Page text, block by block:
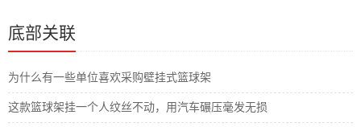
底部关联
为什么有一些单位喜欢采购壁挂式篮球架
这款篮球架挂一个人纹丝不动，用汽车碾压毫发无损